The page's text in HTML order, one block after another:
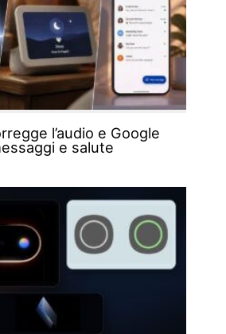
l’audio e Google
e salute